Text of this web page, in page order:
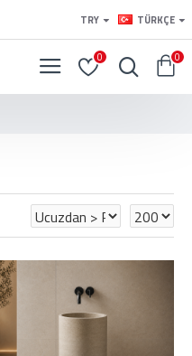
TRY TÜRKÇE
0 0